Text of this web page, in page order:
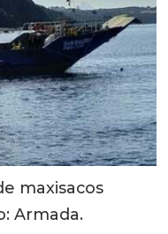
maxisacos
Armada.